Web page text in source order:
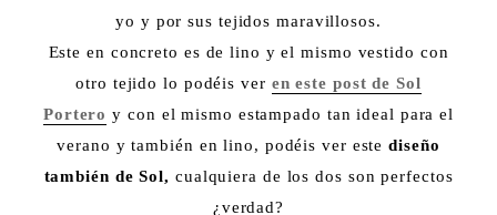
yo y por sus tejidos maravillosos.
Este en concreto es de lino y el mismo vestido con
otro tejido lo podéis ver en este post de Sol
Portero y con el mismo estampado tan ideal para el
verano y también en lino, podéis ver estediseño
también de Sol, cualquiera de los dos son perfectos
¿verdad?